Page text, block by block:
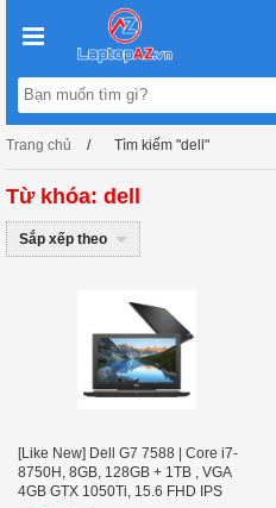
Trang chủ Tìm kiếm "dell"
Từ khóa: dell
Sắp xếp theo
[Like New] Dell G7 7588 | Core i7-
8750H, 8GB, 128GB + 1TB , VGA
4GB GTX 1050Ti, 15.6 FHD IPS